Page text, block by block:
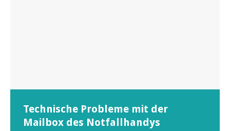
Technische Probleme mit der
Mailbox des Notfallhandys
Beginn der Wildtierrettung
Aus aktuellem Anlass weisen wir darauf hin, dass die
22.08.2026 Sommerfest im Tierheim
Wir bitten um Verständnis, dass am Tag vom
Wunschzettel unserer Fellnasen
Regelmäßig bekommen wir liebe Anfragen, wie man